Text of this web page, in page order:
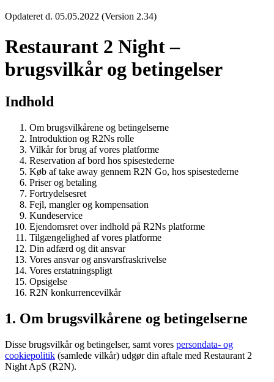
Opdateret d. 05.05.2022 (Version 2.34)
Restaurant 2 Night –
brugsvilkår og betingelser
Indhold
Om brugsvilkårene og betingelserne
Introduktion og R2Ns rolle
Vilkår for brug af vores platforme
Reservation af bord hos spisestederne
Køb af take away gennem R2N Go, hos spisestederne
Priser og betaling
Fortrydelsesret
Fejl, mangler og kompensation
Kundeservice
Ejendomsret over indhold på R2Ns platforme
Tilgængelighed af vores platforme
Din adfærd og dit ansvar
Vores ansvar og ansvarsfraskrivelse
Vores erstatningspligt
Opsigelse
R2N konkurrencevilkår
1. Om brugsvilkårene og betingelserne
Disse brugsvilkår og betingelser, samt vores persondata- og
cookiepolitik (samlede vilkår) udgør din aftale med Restaurant 2
Night ApS (R2N).